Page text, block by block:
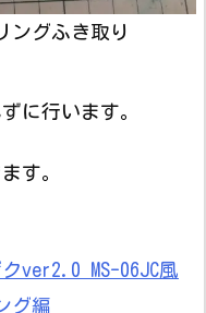
グふき取り
に行います。
す。
クver2.0 MS-06JC風
グ編